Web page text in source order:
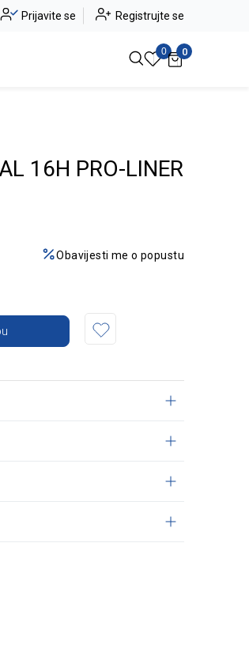
Alma Ras do -50% Pogledaj više
Prijavite se Registrujte se
0 0
16H PRO-LINER
Obavijesti me o popustu